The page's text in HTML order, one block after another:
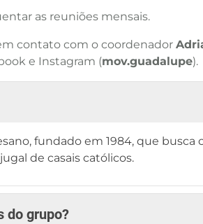
as reuniões mensais.
contato com o coordenador
e Instagram (mov.guadalupe).
fundado em 1984, que
de casais católicos.
do grupo?